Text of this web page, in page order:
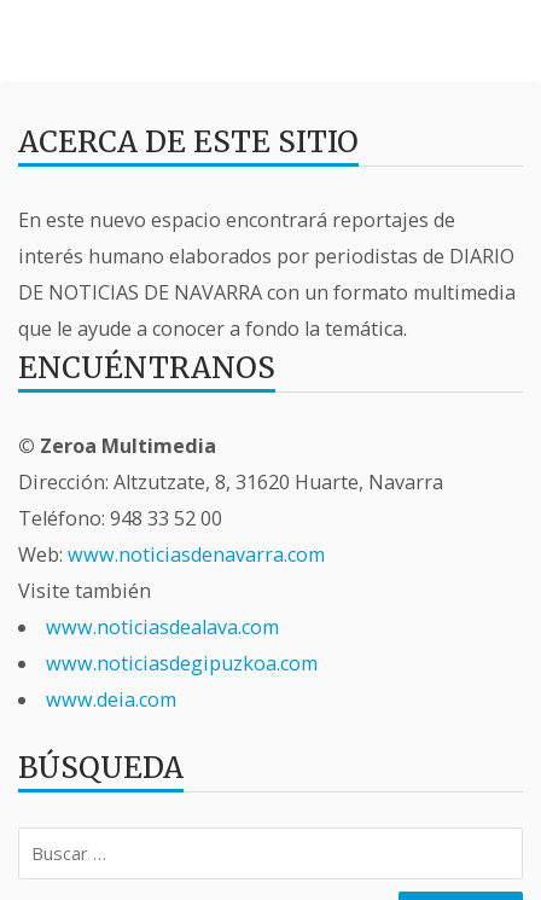
ACERCA DE ESTE SITIO
En este nuevo espacio encontrará reportajes de
interés humano elaborados por periodistas de DIARIO
DE NOTICIAS DE NAVARRA con un formato multimedia
que le ayude a conocer a fondo la temática.
ENCUÉNTRANOS
© Zeroa Multimedia
Dirección: Altzutzate, 8, 31620 Huarte, Navarra
Teléfono: 948 33 52 00
Web: www.noticiasdenavarra.com
Visite también
www.noticiasdealava.com
www.noticiasdegipuzkoa.com
www.deia.com
BÚSQUEDA
Buscar: